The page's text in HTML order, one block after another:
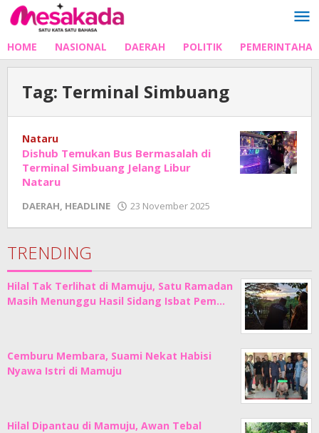
Lewati
ke
HOME NASIONAL DAERAH POLITIK
Tag: Terminal Simbuang
Nataru
Dishub Temukan Bus Bermasalah di
Terminal Simbuang Jelang Libur
Nataru
DAERAH, HEADLINE 23 November 2025
Junaedi
TRENDING
Hilal Tak Terlihat di Mamuju, Satu Ramadan
Masih Menunggu Hasil Sidang Isbat Pem…
Cemburu Membara, Suami Nekat Habisi
Nyawa Istri di Mamuju
Hilal Dipantau di Mamuju, Awan Tebal